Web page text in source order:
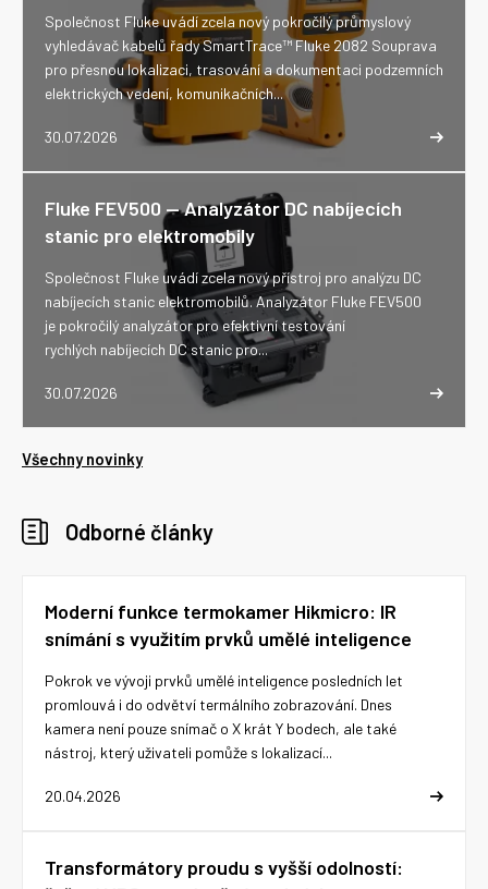
30.07.2026
Společnost Fluke uvádí zcela nový pokročilý průmyslový
vyhledávač kabelů řady SmartTrace™ Fluke 2082 Souprava
pro přesnou lokalizaci, trasování a dokumentaci podzemních
elektrických vedení, komunikačních...
Fluke FEV500 -- Analyzátor DC nabíjecích
stanic pro elektromobily
30.07.2026
Společnost Fluke uvádí zcela nový přístroj pro analýzu DC
nabíjecích stanic elektromobilů. Analyzátor Fluke FEV500
je pokročilý analyzátor pro efektivní testování
rychlých nabíjecích DC stanic pro...
Všechny novinky
Odborné články
Moderní funkce termokamer Hikmicro: IR
snímání s využitím prvků umělé inteligence
20.04.2026
Pokrok ve vývoji prvků umělé inteligence posledních let
promlouvá i do odvětví termálního zobrazování. Dnes
kamera není pouze snímač o X krát Y bodech, ale také
nástroj, který uživateli pomůže s lokalizací...
Transformátory proudu s vyšší odolností: